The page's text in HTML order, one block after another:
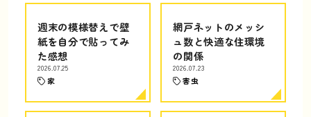
週末の模様替えで壁
紙を自分で貼ってみ
た感想
2026.07.25
家
網戸ネットのメッシ
ュ数と快適な住環境
の関係
2026.07.23
害虫